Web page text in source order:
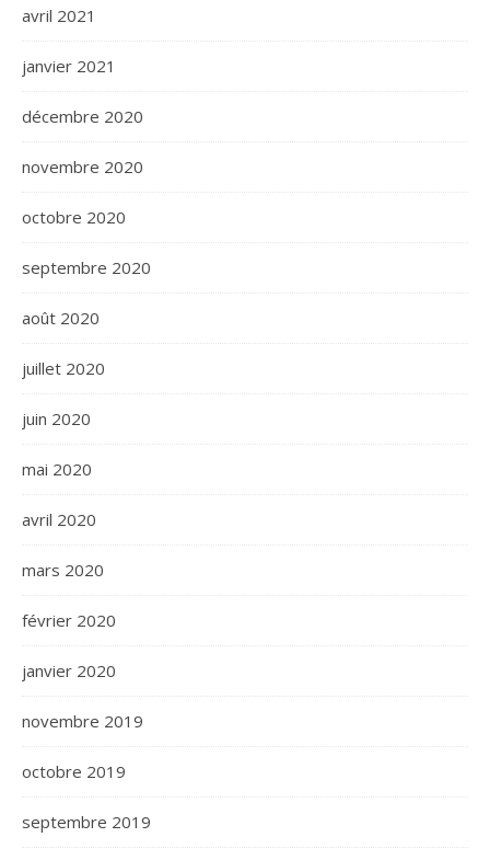
avril 2021
janvier 2021
décembre 2020
novembre 2020
octobre 2020
septembre 2020
août 2020
juillet 2020
juin 2020
mai 2020
avril 2020
mars 2020
février 2020
janvier 2020
novembre 2019
octobre 2019
septembre 2019